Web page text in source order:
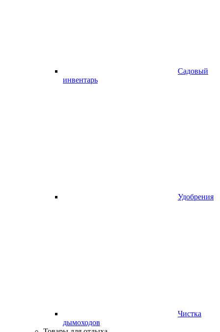
Садовый
инвентарь
Удобрения
Чистка
дымоходов